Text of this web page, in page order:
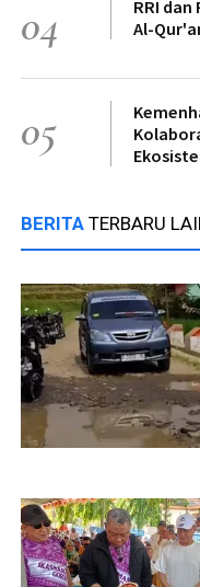
04
RRI
Al-
05
BERITA TERBARU